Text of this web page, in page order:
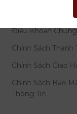
Điều Khoản Chung
Chính Sách Thanh
Chính Sách Giao
Chính Sách Bảo
Thông Tin